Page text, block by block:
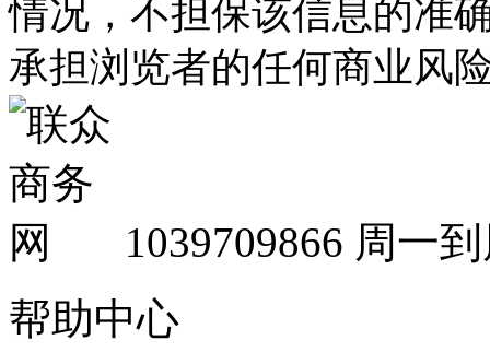
情况，不担保该信息的准
承担浏览者的任何商业风
1039709866 周一
帮助中心